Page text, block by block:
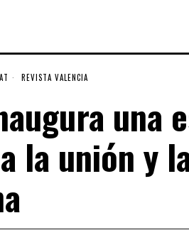
REVISTA VALENCIA
una
la unión y